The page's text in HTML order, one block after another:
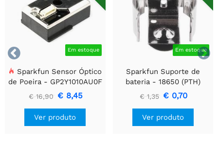

 Em estoque
Sparkfun Sensor Óptico
de Poeira - GP2Y1010AU0F
€ 16,90 € 8,45
Ver produto
Em estoque
Sparkfun Suporte de
bateria - 18650 (PTH)
€ 1,35 € 0,70
Ver produto